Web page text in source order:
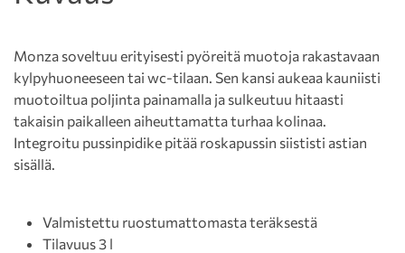
Monza soveltuu erityisesti pyöreitä muotoja rakastavaan
kylpyhuoneeseen tai wc-tilaan. Sen kansi aukeaa kauniisti
muotoiltua poljinta painamalla ja sulkeutuu hitaasti
takaisin paikalleen aiheuttamatta turhaa kolinaa.
Integroitu pussinpidike pitää roskapussin siististi astian
sisällä.
Valmistettu ruostumattomasta teräksestä
Tilavuus 3 l